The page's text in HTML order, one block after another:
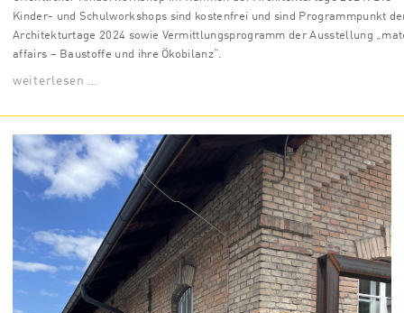
Kinder- und Schulworkshops sind kostenfrei und sind Programmpunkt
Architekturtage 2024 sowie Vermittlungsprogramm der Ausstellung
affairs – Baustoffe und ihre Ökobilanz“.
weiterlesen …